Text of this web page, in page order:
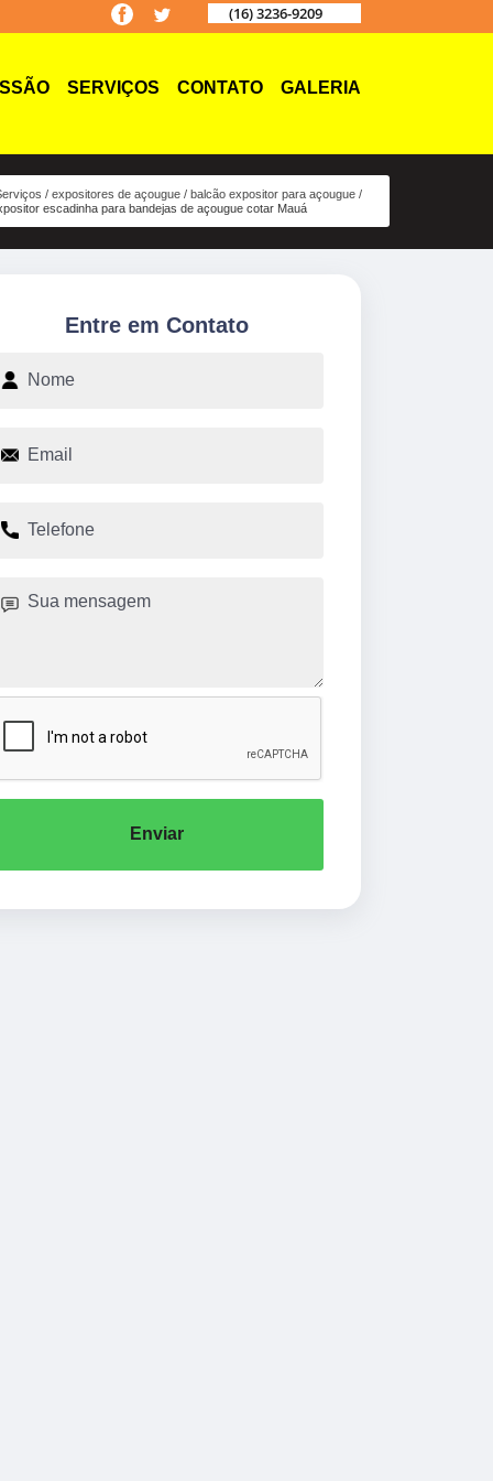
(16) 3236-9209
SERVIÇOS CONTATO GALERIA
expositores de açougue
balcão expositor para açougue
escadinha para bandejas de açougue cotar Mauá
Entre em Contato
Enviar